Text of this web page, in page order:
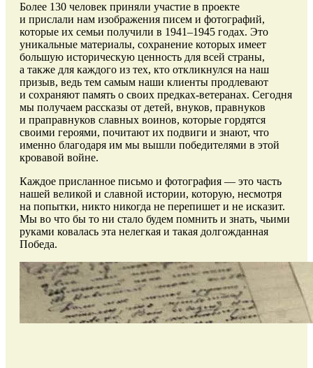
Более 130 человек приняли участие в проекте
и прислали нам изображения писем и фотографий,
которые их семьи получили в 1941–1945 годах. Это
уникальные материалы, сохранение которых имеет
большую историческую ценность для всей страны,
а также для каждого из тех, кто откликнулся на наш
призыв, ведь тем самым наши клиенты продлевают
и сохраняют память о своих предках-ветеранах. Сегодня
мы получаем рассказы от детей, внуков, правнуков
и праправнуков славных воинов, которые гордятся
своими героями, почитают их подвиги и знают, что
именно благодаря им мы вышли победителями в этой
кровавой войне.
Каждое присланное письмо и фотография — это часть
нашей великой и славной истории, которую, несмотря
на попытки, никто никогда не перепишет и не исказит.
Мы во что бы то ни стало будем помнить и знать, чьими
руками ковалась эта нелегкая и такая долгожданная
Победа.